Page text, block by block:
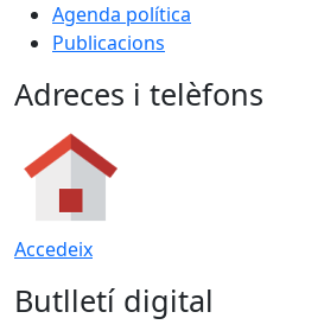
Agenda política
Publicacions
Adreces i telèfons
Accedeix
Butlletí digital